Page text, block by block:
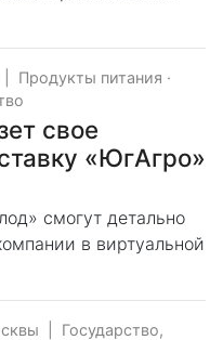
Продукты питания ·
свое
«ЮгАгро»
смогут детально
в виртуальной
Государство,